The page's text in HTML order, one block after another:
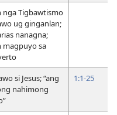
nga Tigbawtismo
ug ginganlan;
nanagna;
magpuyo sa
si Jesus; “ang
nahimong
1:1-25